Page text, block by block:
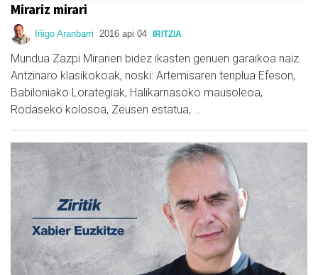
Mirariz mirari
Iñigo Aranbarri 2016 api 04 IRITZIA
Mundua Zazpi Mirarien bidez ikasten genuen garaikoa naiz.
Antzinaro klasikokoak, noski: Artemisaren tenplua Efeson,
Babiloniako Lorategiak, Halikarnasoko mausoleoa,
Rodaseko kolosoa, Zeusen estatua, …